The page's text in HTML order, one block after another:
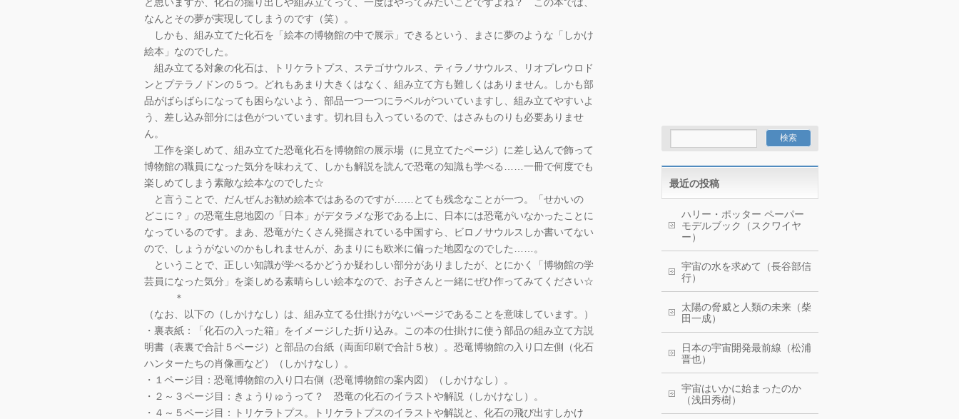
なんとその夢が実現してしまうのです（笑）。
しかも、組み立てた化石を「絵本の博物館の中で展示」できるという、まさに夢のような「しかけ
絵本」なのでした。
組み立てる対象の化石は、トリケラトプス、ステゴサウルス、ティラノサウルス、リオプレウロド
ンとプテラノドンの５つ。どれもあまり大きくはなく、組み立て方も難しくはありません。しかも部
品がばらばらになっても困らないよう、部品一つ一つにラベルがついていますし、組み立てやすいよ
う、差し込み部分には色がついています。切れ目も入っているので、はさみものりも必要ありませ
ん。
工作を楽しめて、組み立てた恐竜化石を博物館の展示場（に見立てたページ）に差し込んで飾って
博物館の職員になった気分を味わえて、しかも解説を読んで恐竜の知識も学べる……一冊で何度でも
楽しめてしまう素敵な絵本なのでした☆
と言うことで、だんぜんお勧め絵本ではあるのですが……とても残念なことが一つ。「せかいの
どこに？」の恐竜生息地図の「日本」がデタラメな形である上に、日本には恐竜がいなかったことに
なっているのです。まあ、恐竜がたくさん発掘されている中国すら、ビロノサウルスしか書いてない
ので、しょうがないのかもしれませんが、あまりにも欧米に偏った地図なのでした……。
ということで、正しい知識が学べるかどうか疑わしい部分がありましたが、とにかく「博物館の学
芸員になった気分」を楽しめる素晴らしい絵本なので、お子さんと一緒にぜひ作ってみてください☆
＊
（なお、以下の（しかけなし）は、組み立てる仕掛けがないページであることを意味しています。）
・裏表紙：「化石の入った箱」をイメージした折り込み。この本の仕掛けに使う部品の組み立て方説
明書（表裏で合計５ページ）と部品の台紙（両面印刷で合計５枚）。恐竜博物館の入り口左側（化石
ハンターたちの肖像画など）（しかけなし）。
・１ページ目：恐竜博物館の入り口右側（恐竜博物館の案内図）（しかけなし）。
・２～３ページ目：きょうりゅうって？ 恐竜の化石のイラストや解説（しかけなし）。
・４～５ページ目：トリケラトプス。トリケラトプスのイラストや解説と、化石の飛び出すしかけ
最近の投稿
ハリー・ポッター ペーパー
モデルブック（スクワイヤ
ー）
宇宙の水を求めて（長谷部信
行）
太陽の脅威と人類の未来（柴
田一成）
日本の宇宙開発最前線（松浦
晋也）
宇宙はいかに始まったのか
（浅田秀樹）